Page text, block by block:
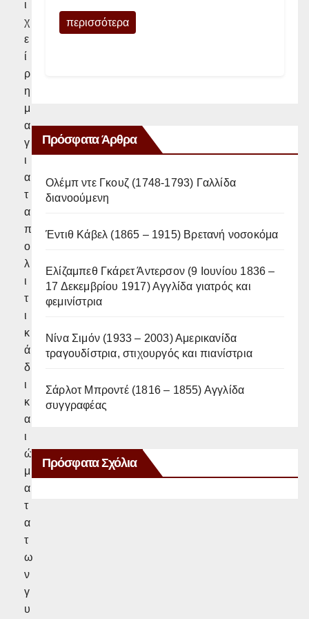
ι
χ
ε
ί
ρ
η
μ
α
γ
ι
α
τ
α
π
ο
λ
ι
τ
ι
κ
ά
δ
ι
κ
α
ι
ώ
μ
α
τ
α
τ
ω
ν
γ
υ
περισσότερα
Πρόσφατα Άρθρα
Ολέμπ ντε Γκουζ (1748-1793) Γαλλίδα
διανοούμενη
Έντιθ Κάβελ (1865 – 1915) Βρετανή νοσοκόμα
Ελίζαμπεθ Γκάρετ Άντερσον (9 Ιουνίου 1836 –
17 Δεκεμβρίου 1917) Αγγλίδα γιατρός και
φεμινίστρια
Νίνα Σιμόν (1933 – 2003) Αμερικανίδα
τραγουδίστρια, στιχουργός και πιανίστρια
Σάρλοτ Μπροντέ (1816 – 1855) Αγγλίδα
συγγραφέας
Πρόσφατα Σχόλια